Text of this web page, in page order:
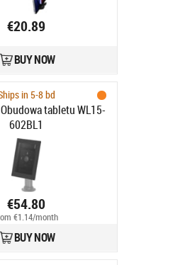
€20.89
BUY NOW
in 5-8 bd
tabletu WL15-
602BL1
€54.80
€1.14/month
BUY NOW